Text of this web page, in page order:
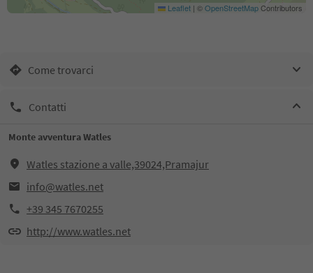
Leaflet | ©OpenStreetMapContributors
Come trovarci
Contatti
Monte avventura Watles
Watles stazione a valle,39024,Pramajur
info@watles.net
+39 345 7670255
http://www.watles.net